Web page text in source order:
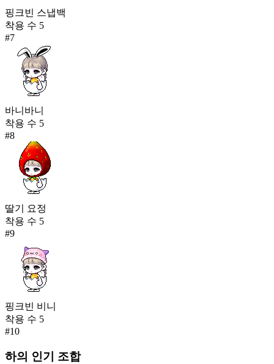
핑크빈 스냅백
착용 수 5
#7
바니바니
착용 수 5
#8
딸기 요정
착용 수 5
#9
핑크빈 비니
착용 수 5
#10
하의 인기 조합